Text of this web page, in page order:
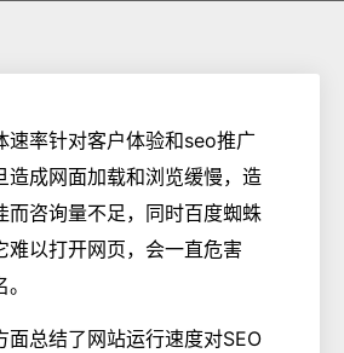
速率针对客户体验和seo推广
造成网面加载和浏览缓慢，造
而咨询量不足，同时百度蜘蛛
难以打开网页，会一直危害
面总结了网站运行速度对SEO